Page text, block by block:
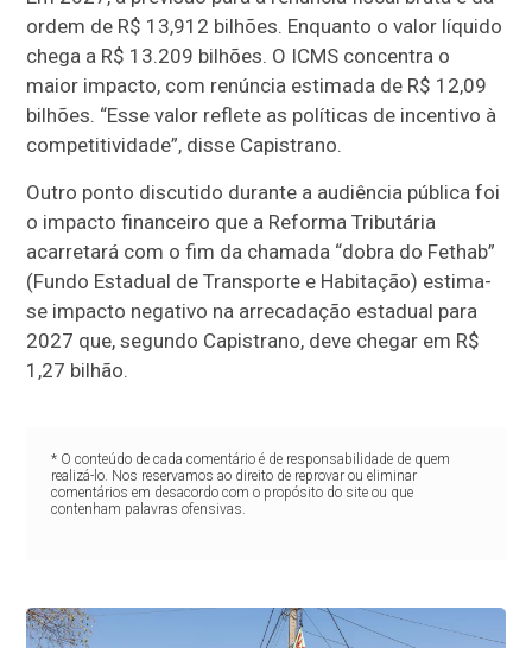
ordem de R$ 13,912 bilhões. Enquanto o valor líquido
chega a R$ 13.209 bilhões. O ICMS concentra o
maior impacto, com renúncia estimada de R$ 12,09
bilhões. “Esse valor reflete as políticas de incentivo à
competitividade”, disse Capistrano.
Outro ponto discutido durante a audiência pública foi
o impacto financeiro que a Reforma Tributária
acarretará com o fim da chamada “dobra do Fethab”
(Fundo Estadual de Transporte e Habitação) estima-
se impacto negativo na arrecadação estadual para
2027 que, segundo Capistrano, deve chegar em R$
1,27 bilhão.
* O conteúdo de cada comentário é de responsabilidade de quem
realizá-lo. Nos reservamos ao direito de reprovar ou eliminar
comentários em desacordo com o propósito do site ou que
contenham palavras ofensivas.